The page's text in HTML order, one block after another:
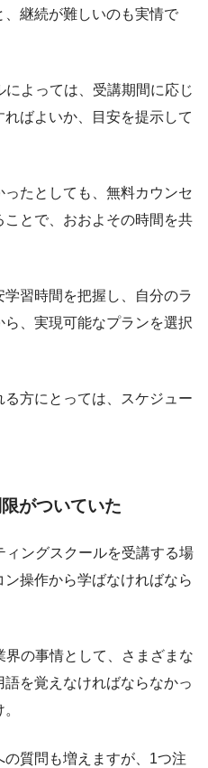
継続が難しいのも実情で
よっては、受講期間に応じ
ばよいか、目安を提示して
たとしても、無料カウンセ
とで、おおよその時間を共
習時間を把握し、自分のラ
、実現可能なプランを選択
方にとっては、スケジュー
がついていた
ングスクールを受講する場
操作から学ばなければなら
界の事情として、さまざまな
を覚えなければならなかっ
質問も増えますが、1つ注